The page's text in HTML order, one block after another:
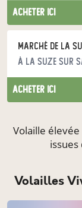
acheter ici
Marché de la
à La suze sur
acheter ici
Volaille
Volailles